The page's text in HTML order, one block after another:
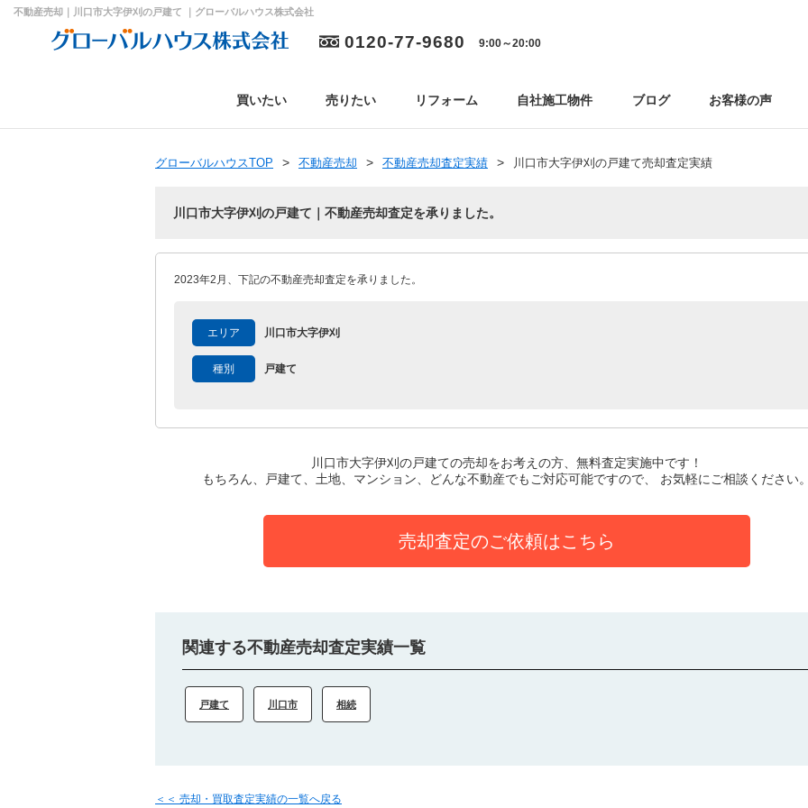
不動産売却｜川口市大字伊刈の戸建て ｜グローバルハウス株式会社
0120-77-9680 9:00～20:00
買いたい 売りたい リフォーム 自社施工物件 ブログ お客様の声
グローバルハウスTOP 不動産売却 不動産売却査定実績 川口市大字伊刈の戸建て売却査定実績
川口市大字伊刈の戸建て｜不動産売却査定を承りました。
2023年2月、下記の不動産売却査定を承りました。
エリア 川口市大字伊刈
種別 戸建て
川口市大字伊刈の戸建ての売却をお考えの方、無料査定実施中です！
もちろん、戸建て、土地、マンション、どんな不動産でもご対応可能ですので、 お気軽にご相談ください
売却査定のご依頼はこちら
関連する不動産売却査定実績一覧
戸建て 川口市 相続
＜＜ 売却・買取査定実績の一覧へ戻る